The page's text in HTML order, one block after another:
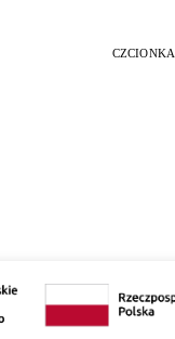
CZCIONKA